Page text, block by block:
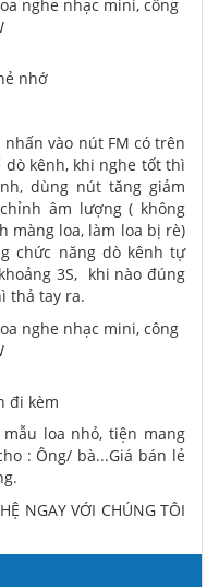
nhớ
vào nút FM có trên
kênh, khi nghe tốt thì
dùng nút tăng giảm
âm lượng ( không
màng loa, làm loa bị rè)
chức năng dò kênh tự
3S, khi nào đúng
thả tay ra.
đi kèm
loa nhỏ, tiện mang
: Ông/ bà...Giá bán lẻ
NGAY VỚI CHÚNG TÔI